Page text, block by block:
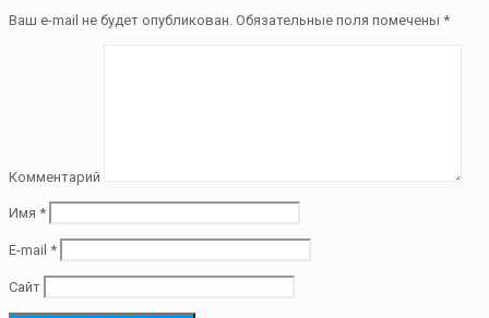
Ваш e-mail не будет опубликован. Обязательные поля помечены *
Комментарий
Имя *
E-mail *
Сайт